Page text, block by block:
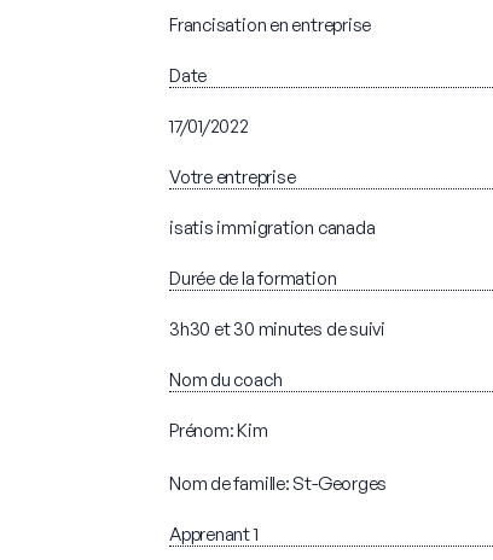
Francisation en entreprise
Date
17/01/2022
Votre entreprise
isatis immigration canada
Durée de la formation
3h30 et 30 minutes de suivi
Nom du coach
Prénom: Kim
Nom de famille: St-Georges
Apprenant 1